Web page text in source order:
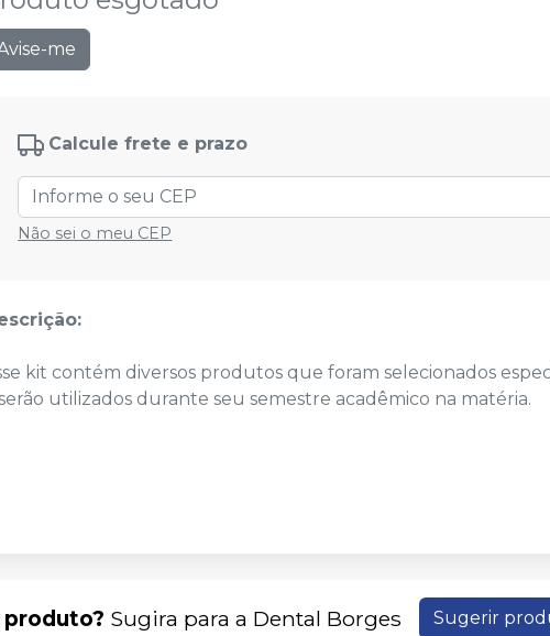
me
Calcule frete e prazo
Não sei o meu CEP
kit contém diversos produtos que foram selecionados
utilizados durante seu semestre acadêmico na matéria.
produto? Sugira para a Dental Borges Sugerir